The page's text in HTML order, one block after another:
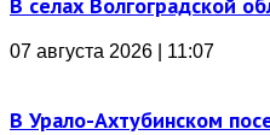
07 августа 2026 | 11:07
В Урало-Ахтубинском